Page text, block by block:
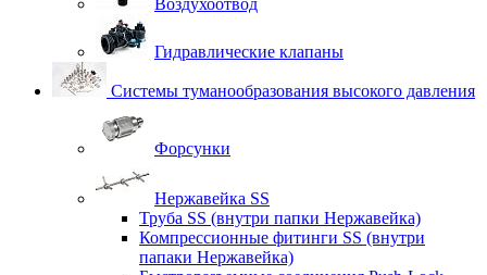
Гидравлические клапаны
Системы туманообразования высокого давления
Форсунки
Нержавейка SS
Труба SS (внутри папки Нержавейка)
Компрессионные фитинги SS (внутри
папаки Нержавейка)